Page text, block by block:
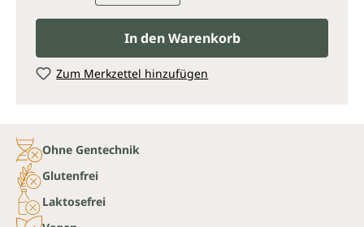
In den Warenkorb
Zum Merkzettel hinzufügen
Ohne Gentechnik
Glutenfrei
Laktosefrei